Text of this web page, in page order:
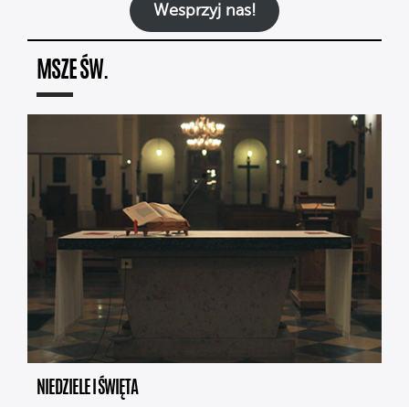
Wesprzyj nas!
MSZE ŚW.
NIEDZIELE I ŚWIĘTA